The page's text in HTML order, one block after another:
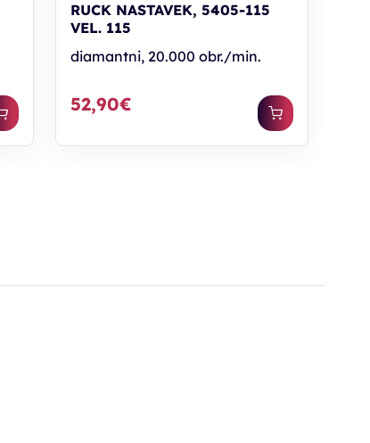
RUCK NASTAVEK, 5405-115
VEL. 115
diamantni, 20.000 obr./min.
52,90€